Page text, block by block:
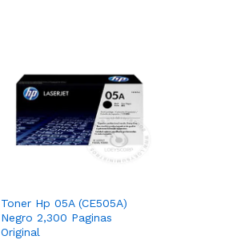
Toner Hp 05A (CE505A)
Negro 2,300 Paginas
Original